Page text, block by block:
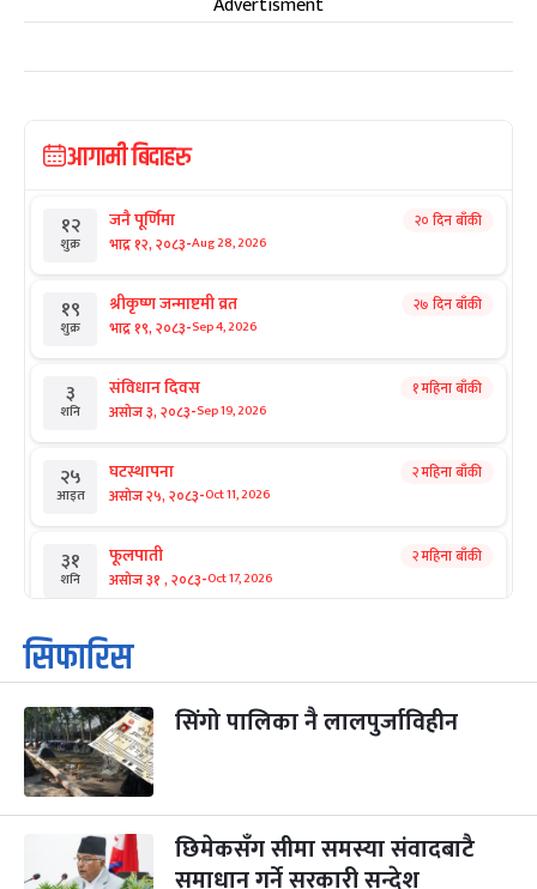
आगामी बिदाहरु
१२
शुक्र
जनै पूर्णिमा
भाद्र १२, २०८३-Aug 28, 2026
२० दिन बाँकी
१९
शुक्र
श्रीकृष्ण जन्माष्टमी व्रत
भाद्र १९, २०८३-Sep 4, 2026
२७ दिन बाँकी
३
शनि
संविधान दिवस
असोज ३, २०८३-Sep 19, 2026
१ महिना बाँकी
२५
आइत
घटस्थापना
असोज २५, २०८३-Oct 11, 2026
२ महिना बाँकी
३१
शनि
फूलपाती
असोज ३१ , २०८३-Oct 17, 2026
२ महिना बाँकी
१
आइत
कार्तिक सङ्क्रान्ति
कार्तिक १, २०८३
३
मंगल
महानवमी
कार्तिक ३, २०८३
२ महिना बाँकी
४
कार्तिक ४, २०८३ -Oct 21, 2026
सिफारिस
सिंगो पालिका नै लालपुर्जाविहीन
छिमेकसँग सीमा समस्या संवादबाटै